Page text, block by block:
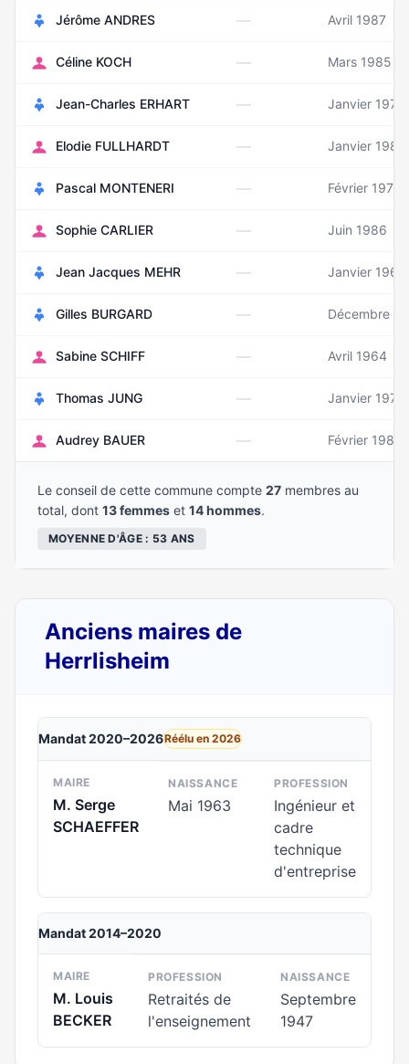
Jérôme ANDRES — Avril 1987
Céline KOCH — Mars 1985
Jean-Charles ERHART — Janvier 1976
Elodie FULLHARDT — Janvier 1981
Pascal MONTENERI — Février 1973
Sophie CARLIER — Juin 1986
Jean Jacques MEHR — Janvier 1961
Gilles BURGARD — Décembre
Sabine SCHIFF — Avril 1964
Thomas JUNG — Janvier 1973
Audrey BAUER — Février 1986
Le conseil de cette commune compte 27 membres au
total, dont 13 femmes et 14 hommes.
MOYENNE D'ÂGE : 53 ANS
Anciens maires de
Herrlisheim
Mandat 2020–2026Réélu en 2026
MAIRE
M. Serge
SCHAEFFER
NAISSANCE
Mai 1963
PROFESSION
Ingénieur et
cadre
technique
d'entreprise
Mandat 2014–2020
MAIRE
M. Louis
BECKER
PROFESSION
Retraités de
l'enseignement
NAISSANCE
Septembre
1947